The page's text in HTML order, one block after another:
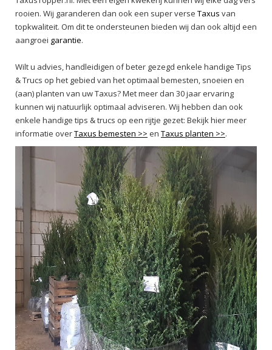
rooien. Wij garanderen dan ook een super verse Taxus van
topkwaliteit. Om dit te ondersteunen bieden wij dan ook altijd een
aangroei garantie.
Wilt u advies, handleidigen of beter gezegd enkele handige Tips
& Trucs op het gebied van het optimaal bemesten, snoeien en
(aan) planten van uw Taxus? Met meer dan 30 jaar ervaring
kunnen wij natuurlijk optimaal adviseren. Wij hebben dan ook
enkele handige tips & trucs op een rijtje gezet: Bekijk hier meer
informatie overTaxus bemesten >> en Taxus planten >>.